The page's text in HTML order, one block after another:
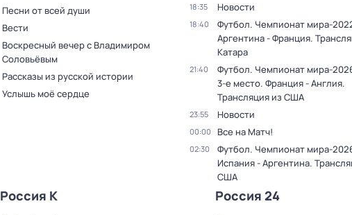
Песни от всей души
Вести
Воскресный вечер с Владимиром
Соловьёвым
Рассказы из русской истории
Услышь моё сердце
18:35 Новости
18:40
Футбол. Чемпионат мира-
Аргентина - Франция.
Катара
21:40
Футбол. Чемпионат мира-
3-е место. Франция - Англия.
Трансляция из США
23:55 Новости
00:00 Все на Матч!
02:30
Футбол. Чемпионат мира-
Испания - Аргентина.
США
Россия К Россия 24